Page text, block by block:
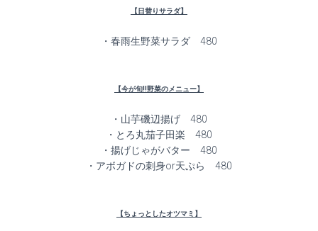
【日替りサラダ】
・春雨生野菜サラダ 480
【今が旬!!野菜のメニュー】
・山芋磯辺揚げ 480
・とろ丸茄子田楽 480
・揚げじゃがバター 480
・アボガドの刺身or天ぷら 480
【ちょっとしたオツマミ】